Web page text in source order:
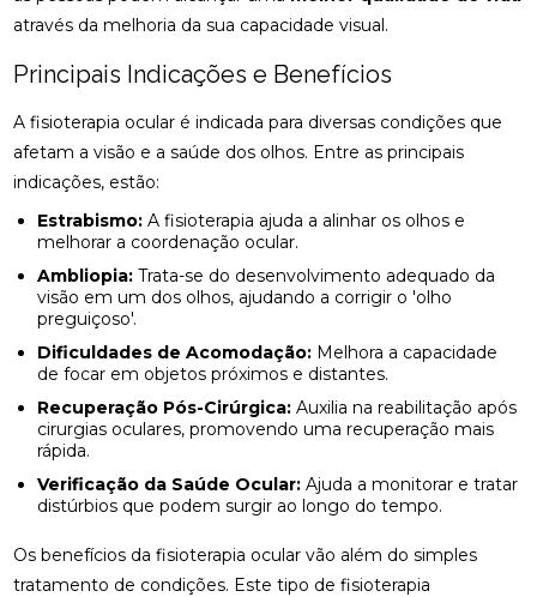
através da melhoria da sua capacidade visual.
Principais Indicações e Benefícios
A fisioterapia ocular é indicada para diversas condições que
afetam a visão e a saúde dos olhos. Entre as principais
indicações, estão:
Estrabismo: A fisioterapia ajuda a alinhar os olhos e
melhorar a coordenação ocular.
Ambliopia: Trata-se do desenvolvimento adequado da
visão em um dos olhos, ajudando a corrigir o 'olho
preguiçoso'.
Dificuldades de Acomodação: Melhora a capacidade
de focar em objetos próximos e distantes.
Recuperação Pós-Cirúrgica: Auxilia na reabilitação após
cirurgias oculares, promovendo uma recuperação mais
rápida.
Verificação da Saúde Ocular: Ajuda a monitorar e tratar
distúrbios que podem surgir ao longo do tempo.
Os benefícios da fisioterapia ocular vão além do simples
tratamento de condições. Este tipo de fisioterapia
MELHOR ATENDIMENTO NA SUA REGIÃO
ACUPUNTURA PERTO DE MIM: ENCONTRE O
MELHOR ATENDIMENTO PARA SEU BEM-ESTAR
ACUPUNTURA RJ: ALÍVIO E BEM-ESTAR
ACUPUNTURA RJ: DESCUBRA OS BENEFÍCIOS E
ONDE ENCONTRAR
ACUPUNTURA: BENEFÍCIOS E APLICAÇÕES PARA
SUA SAÚDE
BENEFÍCIOS DA ACUPUNTURA PARA SAÚDE
BENEFÍCIOS DA ACUPUNTURA RJ PARA SAÚDE E
BENEFÍCIOS DA OSTEOPATIA PARA A COLUNA
BENEFÍCIOS DA OSTEOPATIA RJ PARA SUA SAÚDE